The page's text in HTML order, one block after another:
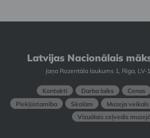
Latvijas Nacionālais
Jaņa Rozentāla laukums 1, Rīga,
Kontakti Darba laiks Cenas
Piekļūstamība
Skolām Muzeja veikals
Vizuālais ceļvedis